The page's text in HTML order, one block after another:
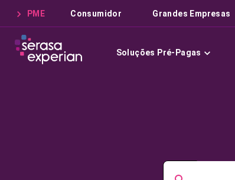
PME Consumidor Grandes Empresas
Soluções Pré-Pagas